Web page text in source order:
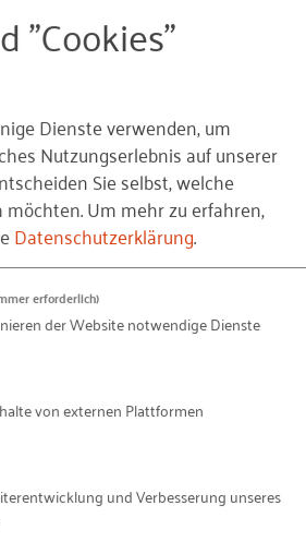
Prävention in
Unternehmen leben in besonderer
Motivation und Leistungsfähigkeit
und ihre…
von Gabriele Held
Frauen in
"Cookies"
Dienste verwenden, um
Nutzungserlebnis auf unserer
Sie selbst, welche
möchten.Um mehr zu erfahren,
Datenschutzerklärung.
erforderlich)
der Website notwendige Dienste
von externen Plattformen
und Verbesserung unseres